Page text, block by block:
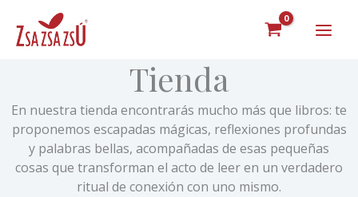
contenido
Tienda
En nuestra tienda encontrarás mucho más que libros: te
proponemos escapadas mágicas, reflexiones profundas
y palabras bellas, acompañadas de esas pequeñas
cosas que transforman el acto de leer en un verdadero
ritual de conexión con uno mismo.